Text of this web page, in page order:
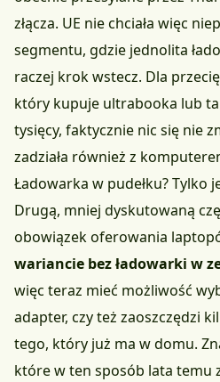
złącza. UE nie chciała więc
segmentu, gdzie jednolita
raczej krok wstecz. Dla
który kupuje ultrabooka lub
tysięcy, faktycznie nic się nie
zadziała również z
Ładowarka w pudełku? Tylko
Drugą, mniej dyskutowaną
obowiązek oferowania
wariancie bez ładowarki w
więc teraz mieć możliwość
adapter, czy też zaoszczędzi
tego, który już ma w domu.
które w ten sposób lata temu